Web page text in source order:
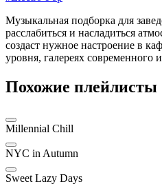
Музыкальная подборка для
расслабиться и насладиться
создаст нужное настроение в
уровня, галереях современного
Похожие плейлисты
Millennial Chill
NYC in Autumn
Sweet Lazy Days